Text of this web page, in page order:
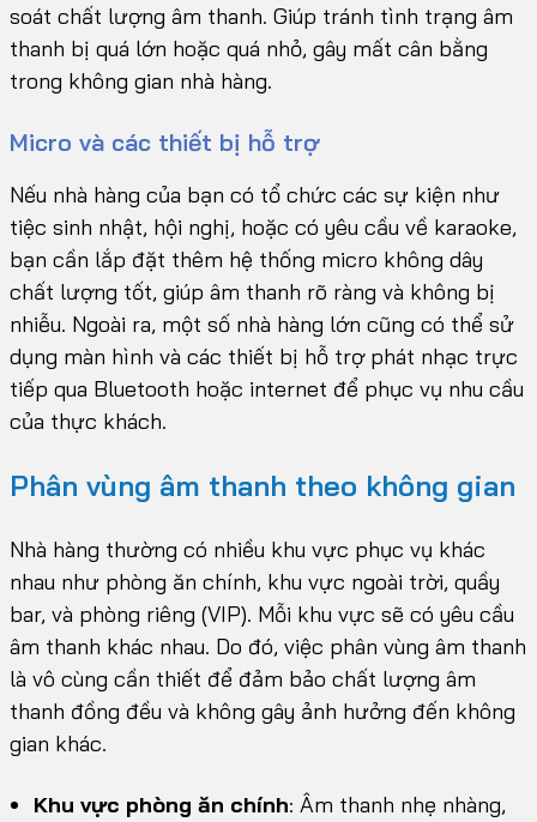
soát chất lượng âm thanh. Giúp tránh tình trạng âm
thanh bị quá lớn hoặc quá nhỏ, gây mất cân bằng
trong không gian nhà hàng.
Micro và các thiết bị hỗ trợ
Nếu nhà hàng của bạn có tổ chức các sự kiện như
tiệc sinh nhật, hội nghị, hoặc có yêu cầu về karaoke,
bạn cần lắp đặt thêm hệ thống micro không dây
chất lượng tốt, giúp âm thanh rõ ràng và không bị
nhiễu. Ngoài ra, một số nhà hàng lớn cũng có thể sử
dụng màn hình và các thiết bị hỗ trợ phát nhạc trực
tiếp qua Bluetooth hoặc internet để phục vụ nhu cầu
của thực khách.
Phân vùng âm thanh theo không gian
Nhà hàng thường có nhiều khu vực phục vụ khác
nhau như phòng ăn chính, khu vực ngoài trời, quầy
bar, và phòng riêng (VIP). Mỗi khu vực sẽ có yêu cầu
âm thanh khác nhau. Do đó, việc phân vùng âm thanh
là vô cùng cần thiết để đảm bảo chất lượng âm
thanh đồng đều và không gây ảnh hưởng đến không
gian khác.
Khu vực phòng ăn chính: Âm thanh nhẹ nhàng,